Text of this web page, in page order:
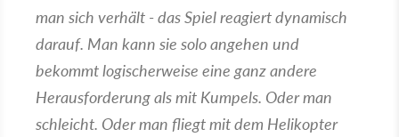
man sich verhält - das Spiel reagiert dynamisch
darauf. Man kann sie solo angehen und
bekommt logischerweise eine ganz andere
Herausforderung als mit Kumpels. Oder man
schleicht. Oder man fliegt mit dem Helikopter